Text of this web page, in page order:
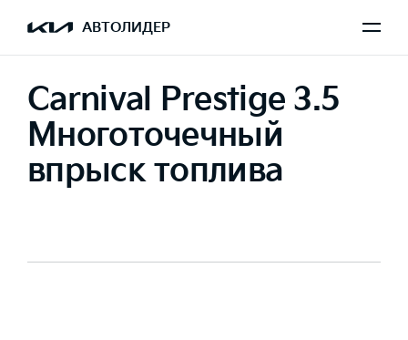
АВТОЛИДЕР
Carnival Prestige 3.5
Многоточечный
впрыск топлива